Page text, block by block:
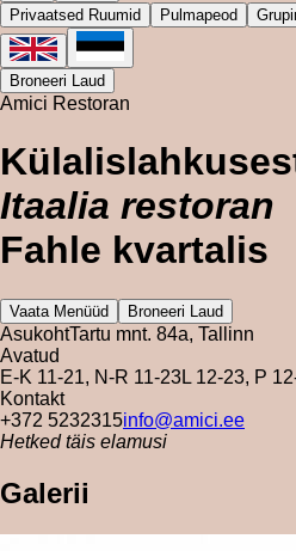
Privaatsed Ruumid
Pulmapeod
Broneeri Laud
Amici Restoran
Itaalia restoran
Fahle kvartalis
Vaata Menüüd Broneeri Laud
AsukohtTartu mnt. 84a, Tallinn
Avatud
E-K 11-21, N-R 11-23L 12-23, P
Kontakt
+372 5232315info@amici.ee
Hetked täis elamusi
Galerii